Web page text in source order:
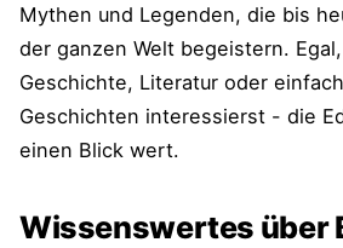
Mythen und Legenden, die bis
der ganzen Welt begeistern.
Geschichte, Literatur oder
Geschichten interessierst - die
einen Blick wert.
Wissenswertes über